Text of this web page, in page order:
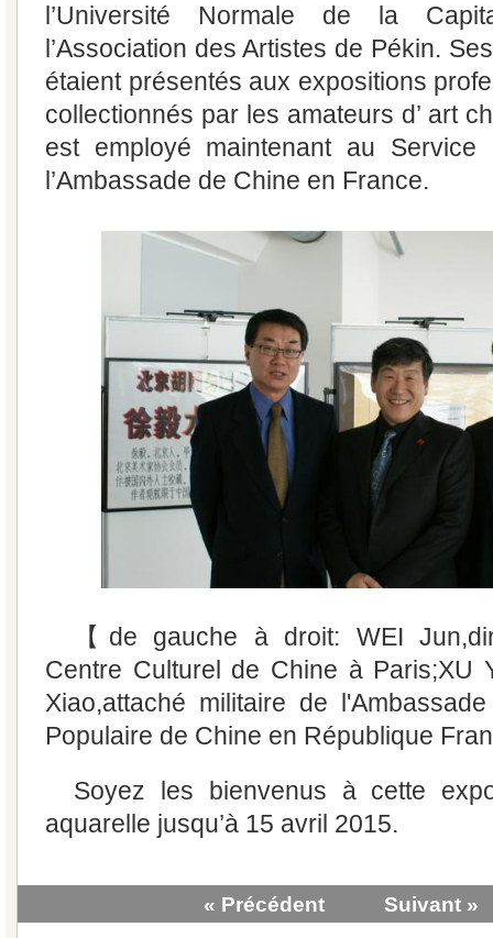
l’Université Normale de la
l’Association des Artistes de Pékin.
étaient présentés aux expositions
collectionnés par les amateurs d’ art
est employé maintenant au Service
l’Ambassade de Chine en France.
【de gauche à droit: WEI
Centre Culturel de Chine à Paris;XU
Xiao,attaché militaire de
Populaire de Chine en République
Soyez les bienvenus à cette
aquarelle jusqu’à 15 avril 2015.
« Précédent Suivant »